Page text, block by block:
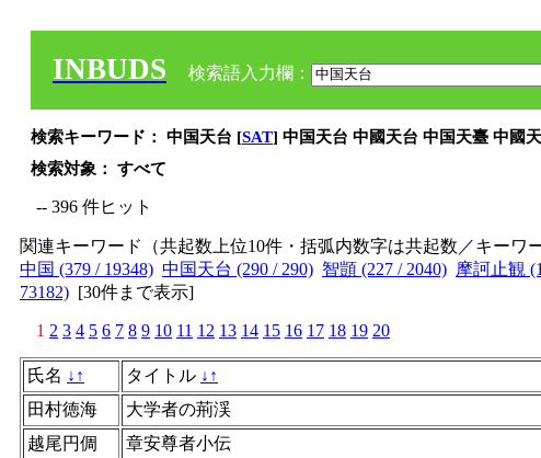
INBUDS 検索語入力欄：
検索キーワード： 中国天台 [SAT] 中国天台 中國天台 中国天臺 中國
検索対象： すべて
-- 396 件ヒット
関連キーワード（共起数上位10件・括弧内数字は共起数／キー
中国 (379 / 19348) 中国天台 (290 / 290) 智顗 (227 / 2040) 摩訶止観
73182) [30件まで表示]
1 2 3 4 5 6 7 8 9 10 11 12 13 14 15 16 17 18 19 20
氏名 ↓ ↑ タイトル ↓ ↑
田村徳海
大学者の荊渓
越尾円倜
章安尊者小伝